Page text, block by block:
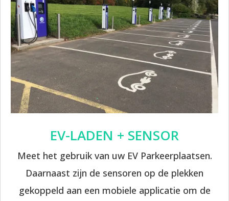
EV-LADEN + SENSOR
Meet het gebruik van uw EV Parkeerplaatsen.
Daarnaast zijn de sensoren op de plekken
gekoppeld aan een mobiele applicatie om de